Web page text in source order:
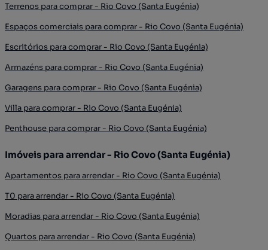
Terrenos para comprar - Rio Covo (Santa Eugénia)
Espaços comerciais para comprar - Rio Covo (Santa Eugénia)
Escritórios para comprar - Rio Covo (Santa Eugénia)
Armazéns para comprar - Rio Covo (Santa Eugénia)
Garagens para comprar - Rio Covo (Santa Eugénia)
Villa para comprar - Rio Covo (Santa Eugénia)
Penthouse para comprar - Rio Covo (Santa Eugénia)
Imóveis para arrendar - Rio Covo (Santa Eugénia)
Apartamentos para arrendar - Rio Covo (Santa Eugénia)
T0 para arrendar - Rio Covo (Santa Eugénia)
Moradias para arrendar - Rio Covo (Santa Eugénia)
Quartos para arrendar - Rio Covo (Santa Eugénia)